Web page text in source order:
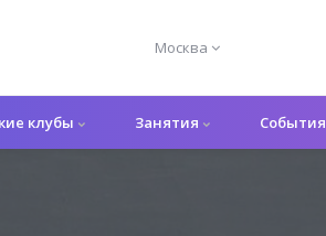
Москва
клубы Занятия События